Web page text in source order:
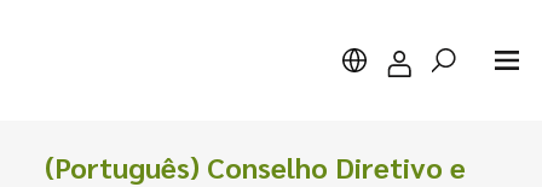
(Português) Conselho Diretivo e